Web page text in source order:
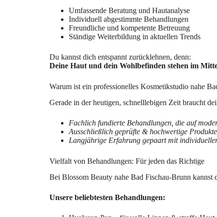
Umfassende Beratung und Hautanalyse
Individuell abgestimmte Behandlungen
Freundliche und kompetente Betreuung
Ständige Weiterbildung in aktuellen Trends
Du kannst dich entspannt zurücklehnen, denn:
Deine Haut und dein Wohlbefinden stehen im
Warum ist ein professionelles Kosmetikstudio nahe
Gerade in der heutigen, schnelllebigen Zeit braucht
Fachlich fundierte Behandlungen, die auf
Ausschließlich geprüfte & hochwertige Produkte
Langjährige Erfahrung gepaart mit
Vielfalt von Behandlungen: Für jeden das Richtige
Bei Blossom Beauty nahe Bad Fischau-Brunn kannst
Unsere beliebtesten Behandlungen: